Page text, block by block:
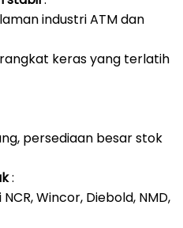
industri ATM dan
keras yang terlatih
persediaan besar stok
:
Wincor, Diebold, NMD,